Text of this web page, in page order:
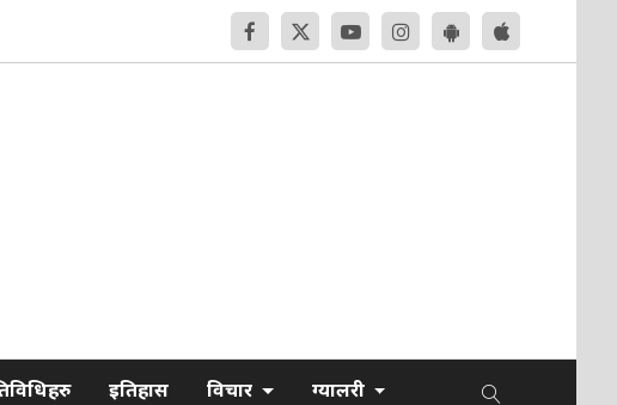
इतिहास विचार ग्यालरी